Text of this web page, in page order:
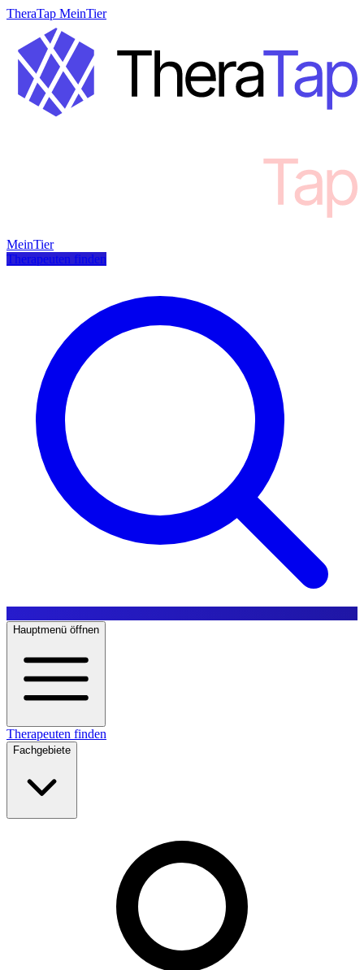
TheraTap MeinTier
MeinTier
Therapeuten finden
Hauptmenü öffnen
Therapeuten finden
Fachgebiete